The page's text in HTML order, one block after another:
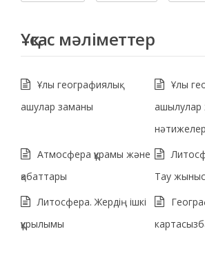
Ұқсас мәліметтер
Ұлы географиялық
ашулар заманы
Ұлы
ашылулар
Атмосфера құрамы және
қабаттары
Тау
Литосфера. Жердің ішкі
құрылымы